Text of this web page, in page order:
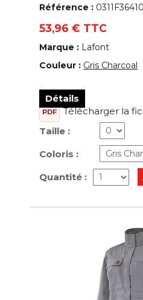
Référence :
53,96 € TTC
Marque : Lafont
Couleur : Gris Charcoal
Détails
PDF
Télécharger la
Taille :
Coloris :
Quantité :